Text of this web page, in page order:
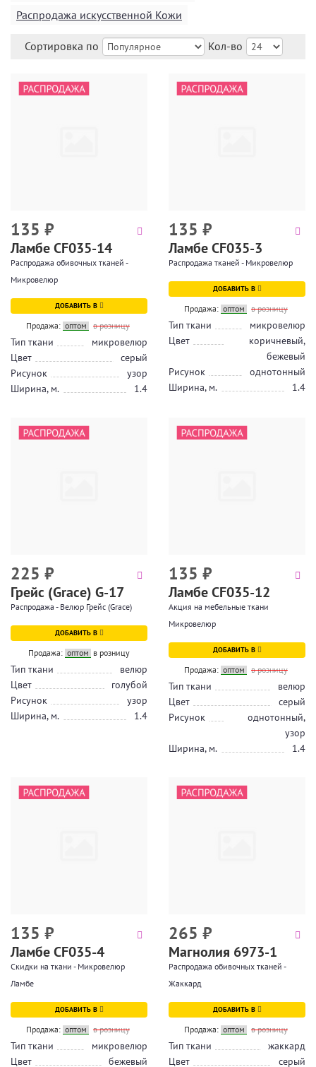
Распродажа искусственной Кожи
Сортировка по Кол-во
135 ₽
Ламбе CF035-14
Распродажа обивочных тканей -
Микровелюр
ДОБАВИТЬ В
Продажа: оптом в розницу
Тип ткани
микровелюр
Цвет
серый
Рисунок
узор
Ширина, м.
1.4
135 ₽
Ламбе CF035-3
Распродажа тканей - Микровелюр
ДОБАВИТЬ В
Продажа: оптом в розницу
Тип ткани
микровелюр
Цвет
коричневый,
бежевый
Рисунок
однотонный
Ширина, м.
1.4
225 ₽
Грейс (Grace) G-17
Распродажа - Велюр Грейс (Grace)
ДОБАВИТЬ В
Продажа: оптом в розницу
Тип ткани
велюр
Цвет
голубой
Рисунок
узор
Ширина, м.
1.4
135 ₽
Ламбе CF035-12
Акция на мебельные ткани
Микровелюр
ДОБАВИТЬ В
Продажа: оптом в розницу
Тип ткани
велюр
Цвет
серый
Рисунок
однотонный,
узор
Ширина, м.
1.4
135 ₽
Ламбе CF035-4
Скидки на ткани - Микровелюр
Ламбе
ДОБАВИТЬ В
Продажа: оптом в розницу
Тип ткани
микровелюр
Цвет
бежевый
265 ₽
Магнолия 6973-1
Распродажа обивочных тканей -
Жаккард
ДОБАВИТЬ В
Продажа: оптом в розницу
Тип ткани
жаккард
Цвет
серый